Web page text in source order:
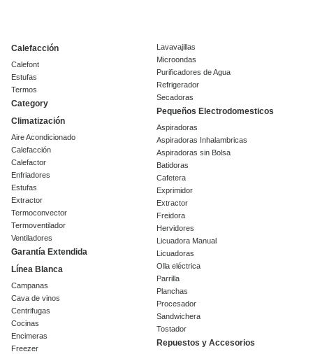
Calefacción
Calefont
Estufas
Termos
Category
Climatización
Aire Acondicionado
Calefacción
Calefactor
Enfriadores
Estufas
Extractor
Termoconvector
Termoventilador
Ventiladores
Garantía Extendida
Línea Blanca
Campanas
Cava de vinos
Centrifugas
Cocinas
Encimeras
Freezer
Lavavajillas
Microondas
Purificadores de Agua
Refrigerador
Secadoras
Pequeños Electrodomesticos
Aspiradoras
Aspiradoras Inhalambricas
Aspiradoras sin Bolsa
Batidoras
Cafetera
Exprimidor
Extractor
Freidora
Hervidores
Licuadora Manual
Licuadoras
Olla eléctrica
Parrilla
Planchas
Procesador
Sandwichera
Tostador
Repuestos y Accesorios